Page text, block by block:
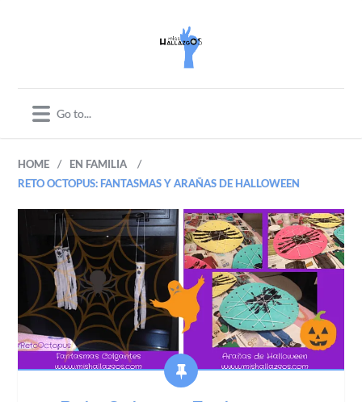
HOME / EN FAMILIA /
RETO OCTOPUS: FANTASMAS Y ARAÑAS DE HALLOWEEN